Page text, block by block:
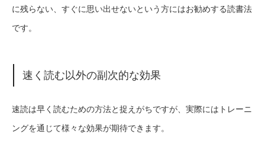
に残らない、すぐに思い出せないという方にはお勧めする読書法
です。
速く読む以外の副次的な効果
速読は早く読むための方法と捉えがちですが、実際にはトレーニ
ングを通じて様々な効果が期待できます。